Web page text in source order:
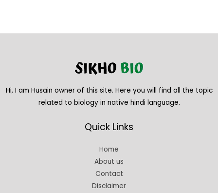
Hi, I am Husain owner of this site. Here you will find all the topic
related to biology in native hindi language.
Quick Links
Home
About us
Contact
Disclaimer